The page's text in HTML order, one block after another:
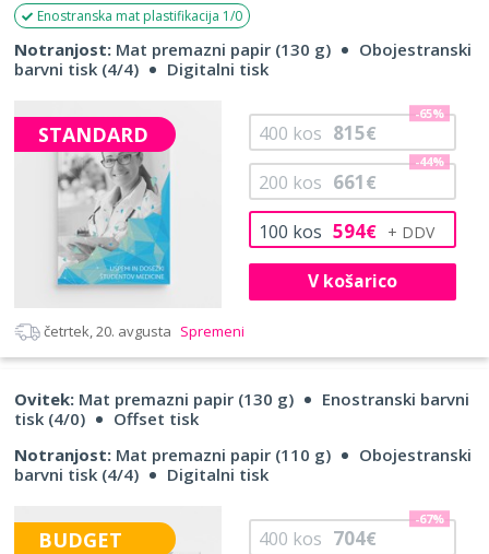
Enostranska mat plastifikacija 1/0
Notranjost: Mat premazni papir (130 g)
Obojestranski
barvni tisk (4/4)
Digitalni tisk
STANDARD
100 kos 594€
200 kos 661€
-44%
400 kos 815€
-65%
V košarico
četrtek, 20. avgusta Spremeni
Ovitek: Mat premazni papir (130 g)
Enostranski barvni
tisk (4/0)
Offset tisk
Notranjost: Mat premazni papir (110 g)
Obojestranski
barvni tisk (4/4)
Digitalni tisk
BUDGET 400 kos 704€
-67%